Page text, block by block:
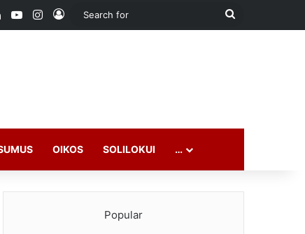
LinkedInYouTubeInstagram
Log In
Search
OIKOS SOLILOKUI …
Popular